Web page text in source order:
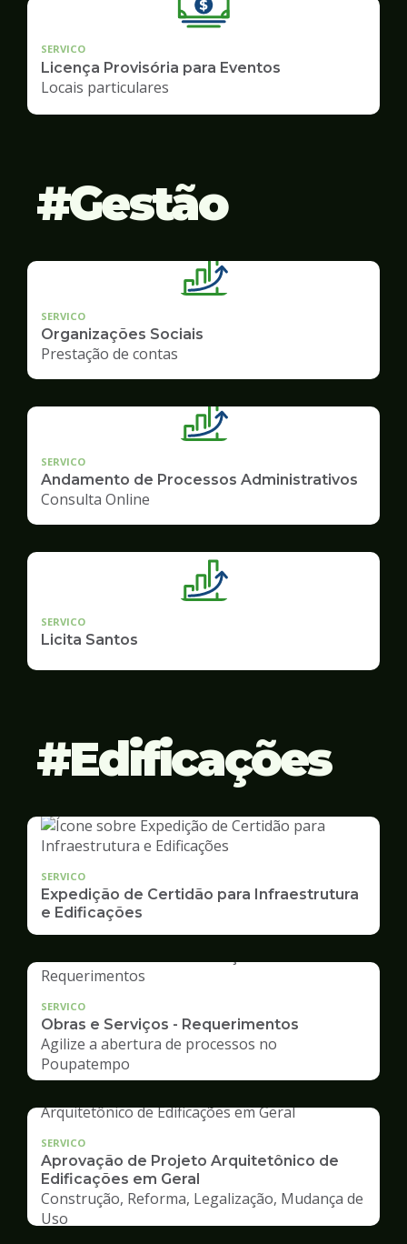
SERVICO
Licença Provisória para Eventos
Locais particulares
Gestão
SERVICO
Organizações Sociais
Prestação de contas
SERVICO
Andamento de Processos Administrativos
Consulta Online
SERVICO
Licita Santos
Edificações
SERVICO
Expedição de Certidão para Infraestrutura
e Edificações
SERVICO
Obras e Serviços - Requerimentos
Agilize a abertura de processos no
Poupatempo
SERVICO
Aprovação de Projeto Arquitetônico de
Edificações em Geral
Construção, Reforma, Legalização, Mudança de
Uso